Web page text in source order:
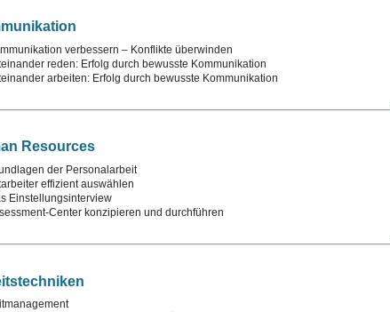
verbessern – Konflikte überwinden
reden: Erfolg durch bewusste Kommunikation
arbeiten: Erfolg durch bewusste Kommunikation
Resources
der Personalarbeit
effizient auswählen
Einstellungsinterview
Center konzipieren und durchführen